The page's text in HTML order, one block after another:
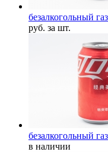
безалкогольный
руб. за шт.
безалкогольный
в наличии